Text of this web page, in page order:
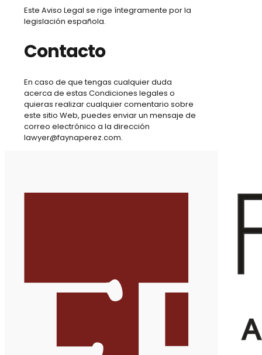
Este Aviso Legal se rige íntegramente por la
legislación española.
Contacto
En caso de que tengas cualquier duda
acerca de estas Condiciones legales o
quieras realizar cualquier comentario sobre
este sitio Web, puedes enviar un mensaje de
correo electrónico a la dirección
lawyer@faynaperez.com.